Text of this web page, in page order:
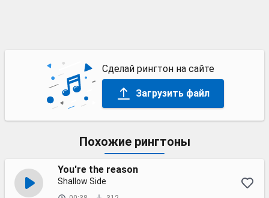
Сделай рингтон на сайте
Загрузить файл
Похожие рингтоны
You're the reason
Shallow Side